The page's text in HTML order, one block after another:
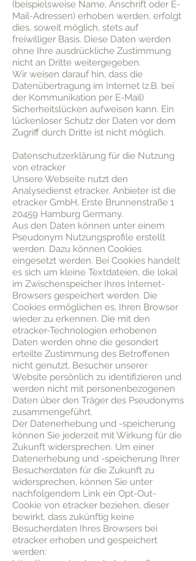
(beispielsweise Name, Anschrift oder E-
Mail-Adressen) erhoben werden, erfolgt
dies, soweit möglich, stets auf
freiwilliger Basis. Diese Daten werden
ohne Ihre ausdrückliche Zustimmung
nicht an Dritte weitergegeben.
Wir weisen darauf hin, dass die
Datenübertragung im Internet (z.B. bei
der Kommunikation per E-Mail)
Sicherheitslücken aufweisen kann. Ein
lückenloser Schutz der Daten vor dem
Zugriff durch Dritte ist nicht möglich.
Datenschutzerklärung für die Nutzung
von etracker
Unsere Webseite nutzt den
Analysedienst etracker. Anbieter ist die
etracker GmbH, Erste Brunnenstraße 1
20459 Hamburg Germany.
Aus den Daten können unter einem
Pseudonym Nutzungsprofile erstellt
werden. Dazu können Cookies
eingesetzt werden. Bei Cookies handelt
es sich um kleine Textdateien, die lokal
im Zwischenspeicher Ihres Internet-
Browsers gespeichert werden. Die
Cookies ermöglichen es, Ihren Browser
wieder zu erkennen. Die mit den
etracker-Technologien erhobenen
Daten werden ohne die gesondert
erteilte Zustimmung des Betroffenen
nicht genutzt, Besucher unserer
Website persönlich zu identifizieren und
werden nicht mit personenbezogenen
Daten über den Träger des Pseudonyms
zusammengeführt.
Der Datenerhebung und -speicherung
können Sie jederzeit mit Wirkung für die
Zukunft widersprechen. Um einer
Datenerhebung und -speicherung Ihrer
Besucherdaten für die Zukunft zu
widersprechen, können Sie unter
nachfolgendem Link ein Opt-Out-
Cookie von etracker beziehen, dieser
bewirkt, dass zukünftig keine
Besucherdaten Ihres Browsers bei
etracker erhoben und gespeichert
werden: